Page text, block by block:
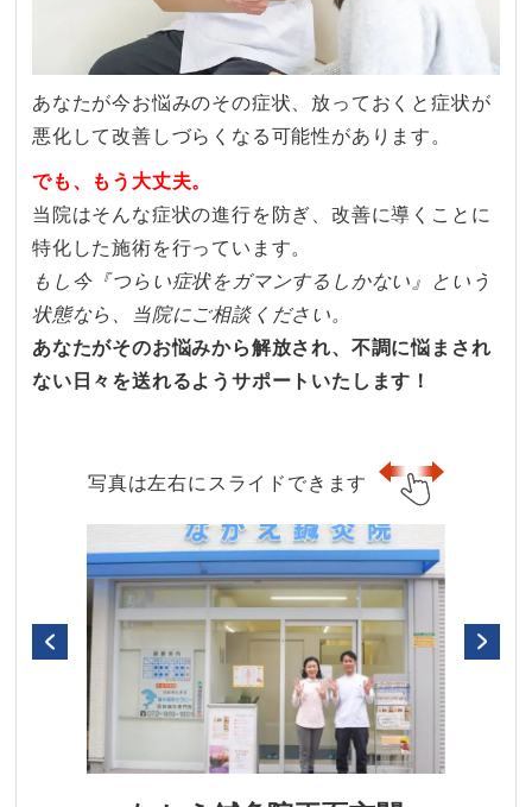
あなたが今お悩みのその症状、放っておくと症状が
悪化して改善しづらくなる可能性があります。
でも、もう大丈夫。
当院はそんな症状の進行を防ぎ、改善に導くことに
特化した施術を行っています。
もし今『つらい症状をガマンするしかない』という
状態なら、当院にご相談ください。
あなたがそのお悩みから解放され、不調に悩まされ
ない日々を送れるようサポートいたします！
写真は左右にスライドできます